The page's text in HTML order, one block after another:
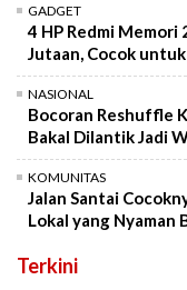
GADGET
4 HP Redmi Memori
Jutaan, Cocok
NASIONAL
Bocoran Reshuffle
Bakal Dilantik Jadi
KOMUNITAS
Jalan Santai
Lokal yang Nyaman
Terkini